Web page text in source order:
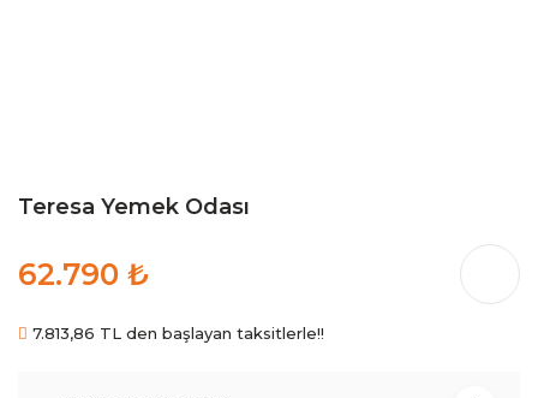
Teresa Yemek Odası
62.790 ₺
7.813,86 TL den başlayan taksitlerle!!